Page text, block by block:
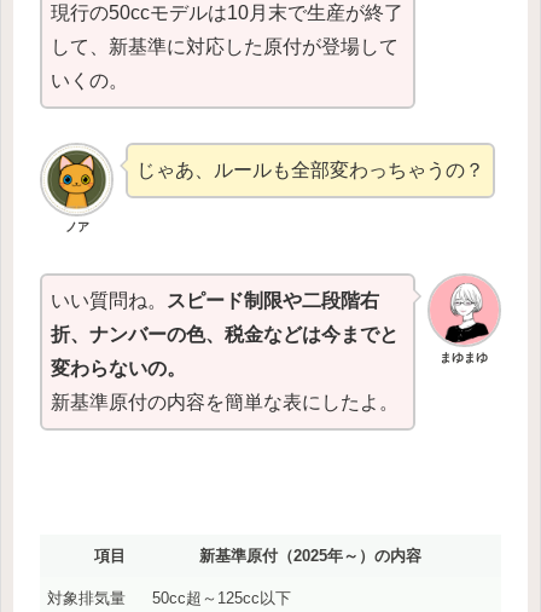
現行の50ccモデルは10月末で生産が終了
して、新基準に対応した原付が登場して
いくの。
ノア
じゃあ、ルールも全部変わっちゃうの？
まゆまゆ
いい質問ね。
スピード制限や二段階右
折、ナンバーの色、税金などは今までと
変わらないの。
新基準原付の内容を簡単な表にしたよ。
項目 新基準原付（2025年～）の内容
対象排気量 50cc超～125cc以下